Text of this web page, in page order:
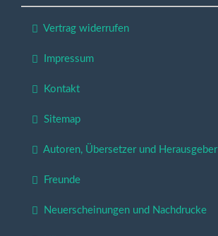
Vertrag widerrufen
Impressum
Kontakt
Sitemap
Autoren, Übersetzer und Herausgeber
Freunde
Neuerscheinungen und Nachdrucke